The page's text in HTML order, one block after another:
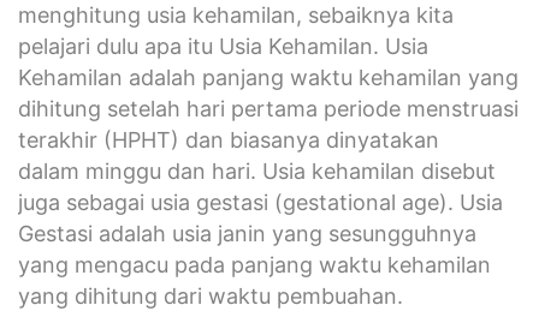
menghitung usia kehamilan, sebaiknya kita
pelajari dulu apa itu Usia Kehamilan. Usia
Kehamilan adalah panjang waktu kehamilan yang
dihitung setelah hari pertama periode menstruasi
terakhir (HPHT) dan biasanya dinyatakan
dalam minggu dan hari. Usia kehamilan disebut
juga sebagai usia gestasi (gestational age). Usia
Gestasi adalah usia janin yang sesungguhnya
yang mengacu pada panjang waktu kehamilan
yang dihitung dari waktu pembuahan.